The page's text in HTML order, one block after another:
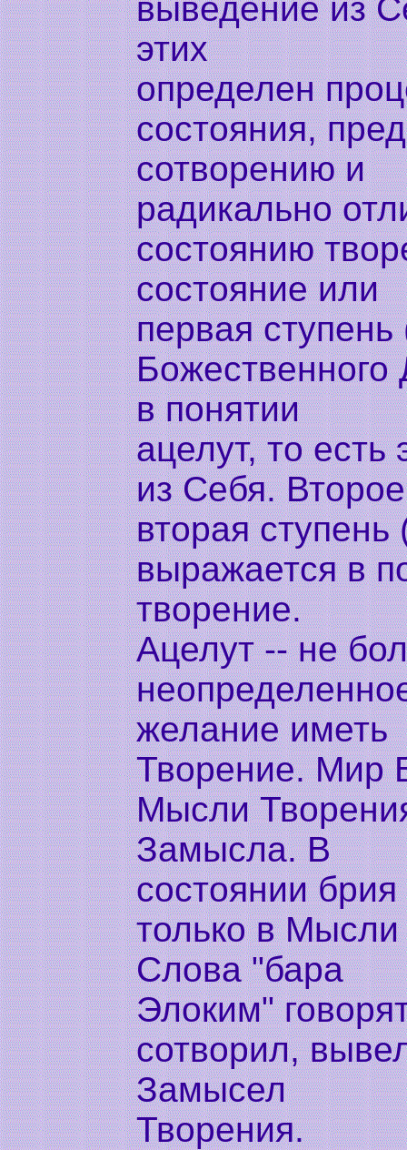
выведение из
этих
определен
состояния,
сотворению и
радикально
состоянию
состояние или
первая ступень
в понятии
ацелут, то
из Себя.
вторая ступень
выражается в
творение.
Ацелут -- не
желание иметь
Творение. Мир
Мысли
Замысла. В
состоянии
только в
Слова "бара
Элоким"
сотворил,
Замысел
Творения.